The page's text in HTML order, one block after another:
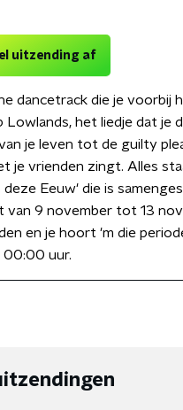
uitzending af
dancetrack die je voorbij
Lowlands, het liedje dat je
je leven tot de guilty
je vrienden zingt. Alles
Eeuw' die is
van 9 november tot 13
en je hoort 'm die
uur.